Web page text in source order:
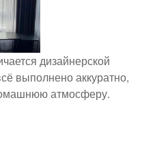
дизайнерской
выполнено аккуратно,
атмосферу.